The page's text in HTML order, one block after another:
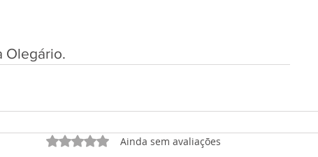
Olegário.
Avaliado com 0 de 5 estrelas.
Ainda sem avaliações